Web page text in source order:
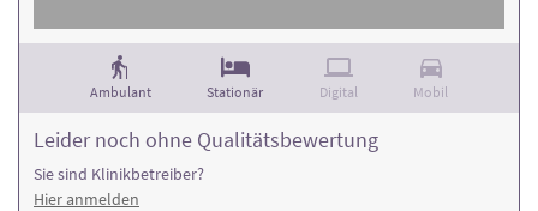
Ambulant Stationär Digital Mobil
Leider noch ohne Qualitätsbewertung
Sie sind Klinikbetreiber?
Hier anmelden